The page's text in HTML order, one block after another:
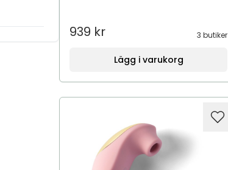
939 kr 3 butiker
Lägg i varukorg